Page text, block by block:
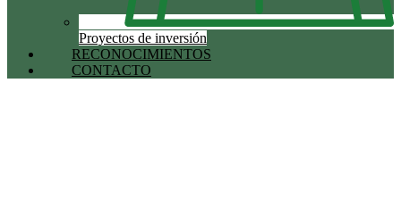
Proyectos de inversión
RECONOCIMIENTOS
CONTACTO